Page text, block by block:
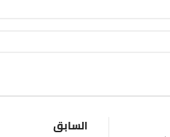
السابق